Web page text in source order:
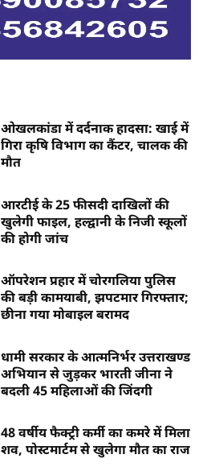
ओखलकांडा में दर्दनाक हादसा: खाई में
गिरा कृषि विभाग का कैंटर, चालक की
मौत
आरटीई के 25 फीसदी दाखिलों की
खुलेगी फाइल, हल्द्वानी के निजी स्कूलों
की होगी जांच
ऑपरेशन प्रहार में चोरगलिया पुलिस
की बड़ी कामयाबी, झपटमार गिरफ्तार;
छीना गया मोबाइल बरामद
धामी सरकार के आत्मनिर्भर उत्तराखण्ड
अभियान से जुड़कर भारती जीना ने
बदली 45 महिलाओं की जिंदगी
48 वर्षीय फैक्ट्री कर्मी का कमरे में मिला
शव, पोस्टमार्टम से खुलेगा मौत का राज